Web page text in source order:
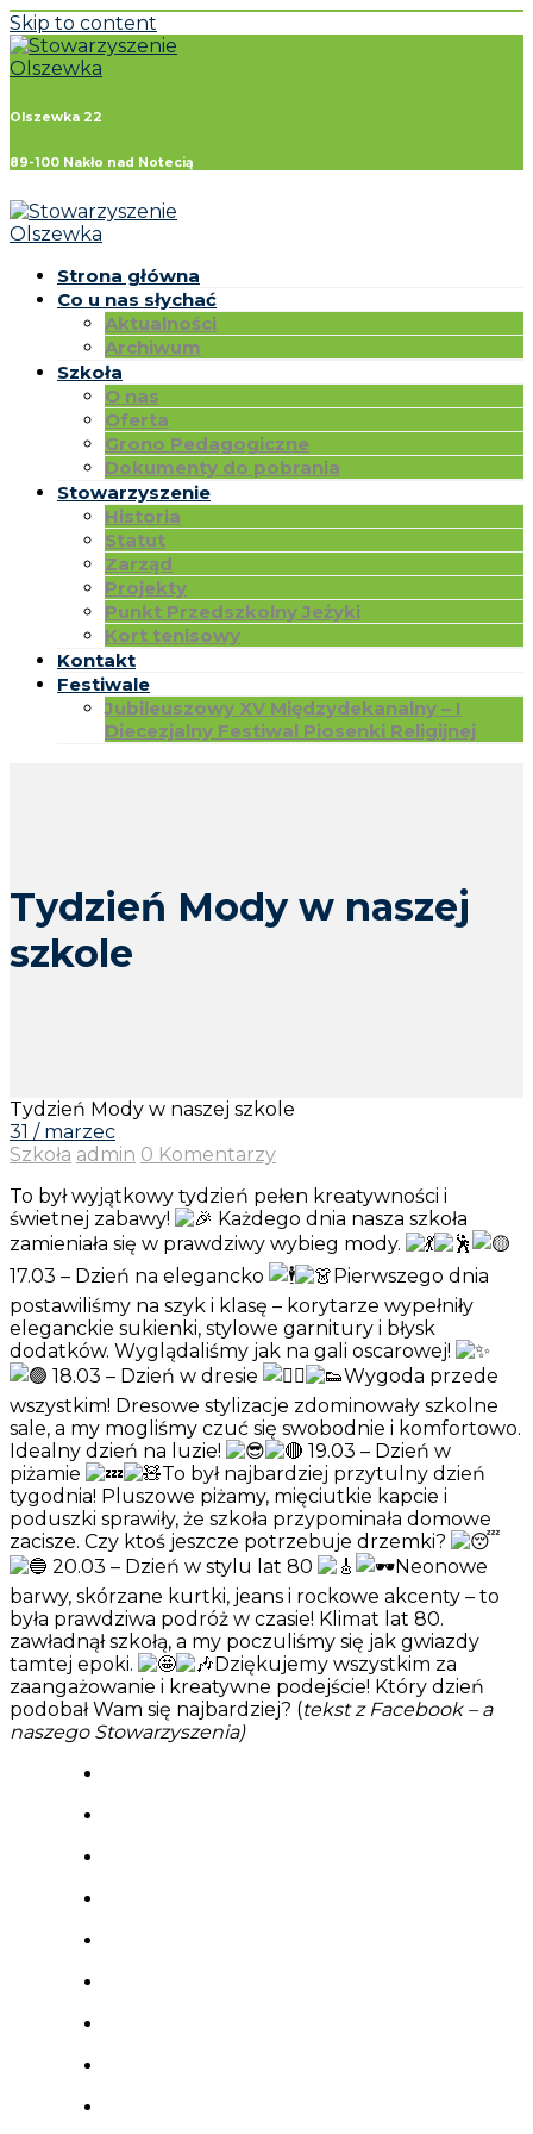
Skip to content
Olszewka 22
89-100 Nakło nad Notecią
Strona główna
Co u nas słychać
Aktualności
Archiwum
Szkoła
O nas
Oferta
Grono Pedagogiczne
Dokumenty do pobrania
Stowarzyszenie
Historia
Statut
Zarząd
Projekty
Punkt Przedszkolny Jeżyki
Kort tenisowy
Kontakt
Festiwale
Jubileuszowy XV Międzydekanalny – I
Diecezjalny Festiwal Piosenki Religijnej
Tydzień Mody w naszej
szkole
Tydzień Mody w naszej szkole
31 / marzec
Szkoła admin 0 Komentarzy
To był wyjątkowy tydzień pełen kreatywności i
świetnej zabawy!
Każdego dnia nasza szkoła
zamieniała się w prawdziwy wybieg mody.
17.03 – Dzień na elegancko
Pierwszego dnia
postawiliśmy na szyk i klasę – korytarze wypełniły
eleganckie sukienki, stylowe garnitury i błysk
dodatków. Wyglądaliśmy jak na gali oscarowej!
18.03 – Dzień w dresie
Wygoda przede
wszystkim! Dresowe stylizacje zdominowały szkolne
sale, a my mogliśmy czuć się swobodnie i komfortowo.
Idealny dzień na luzie!
19.03 – Dzień w
piżamie
To był najbardziej przytulny dzień
tygodnia! Pluszowe piżamy, mięciutkie kapcie i
poduszki sprawiły, że szkoła przypominała domowe
zacisze. Czy ktoś jeszcze potrzebuje drzemki?
20.03 – Dzień w stylu lat 80
Neonowe
barwy, skórzane kurtki, jeans i rockowe akcenty – to
była prawdziwa podróż w czasie! Klimat lat 80.
zawładnął szkołą, a my poczuliśmy się jak gwiazdy
tamtej epoki.
Dziękujemy wszystkim za
zaangażowanie i kreatywne podejście! Który dzień
podobał Wam się najbardziej? (tekst z Facebook – a
naszego Stowarzyszenia)